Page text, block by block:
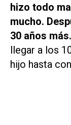
hizo todo
mucho.
30 años más.
llegar a los
hijo hasta